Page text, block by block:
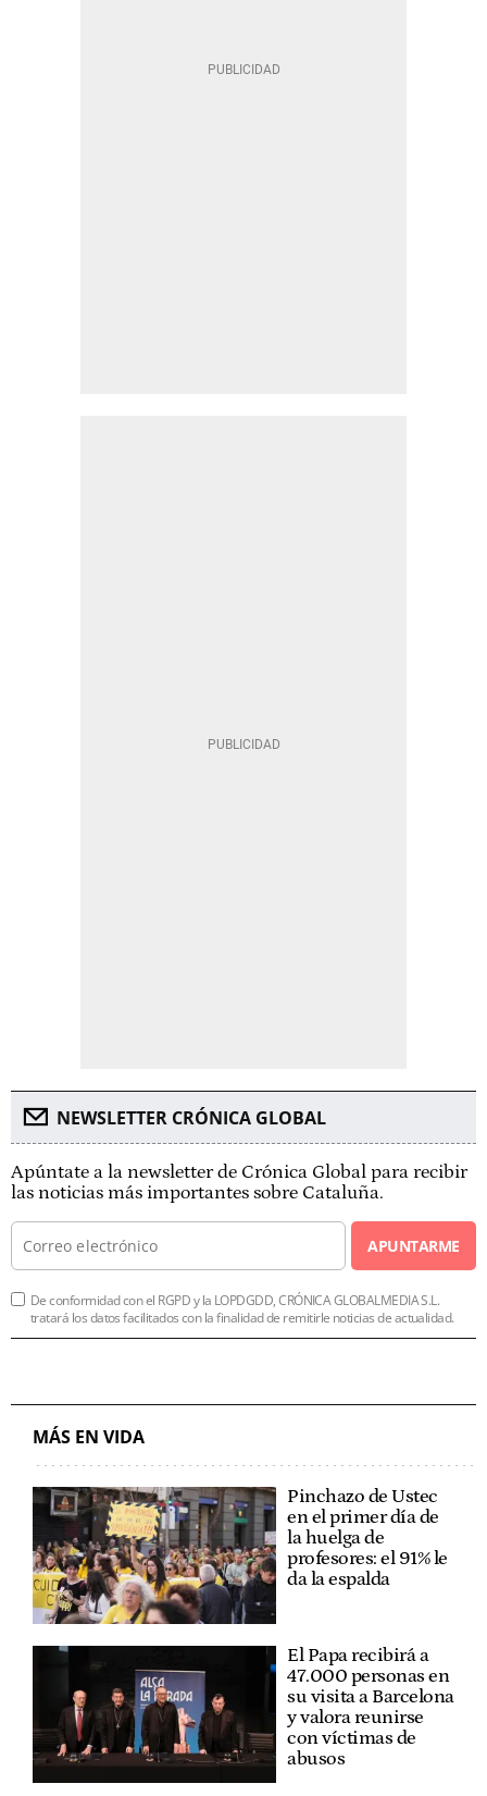
NEWSLETTER CRÓNICA GLOBAL
Apúntate a la newsletter de Crónica Global para recibir
las noticias más importantes sobre Cataluña.
APUNTARME
De conformidad con el RGPD y la LOPDGDD, CRÓNICA GLOBALMEDIA S.L.
tratará los datos facilitados con la finalidad de remitirle noticias de actualidad.
MÁS EN VIDA
Pinchazo de Ustec
en el primer día de
la huelga de
profesores: el 91% le
da la espalda
El Papa recibirá a
47.000 personas en
su visita a Barcelona
y valora reunirse
con víctimas de
abusos